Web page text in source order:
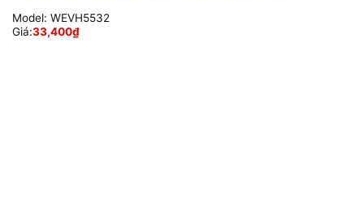
Model: WEVH5532
Giá:33,400₫